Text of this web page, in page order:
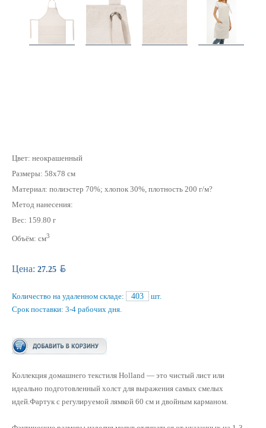
Цвет: неокрашенный
Размеры: 58х78 см
Материал: полиэстер 70%; хлопок 30%, плотность 200 г/м?
Метод нанесения:
Вес: 159.80 г
Объём: см3
Цена: 27.25 BYN
Количество на удаленном складе: 403
шт.
Срок поставки: 3-4 рабочих дня.
Коллекция домашнего текстиля Holland — это чистый лист или
идеально подготовленный холст для выражения самых смелых
идей.Фартук с регулируемой лямкой 60 см и двойным карманом.